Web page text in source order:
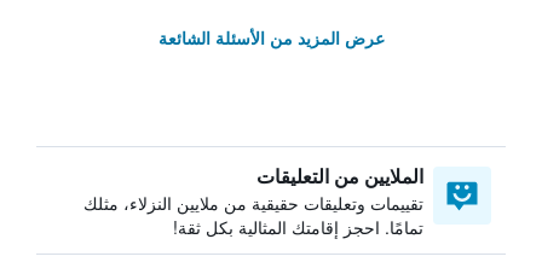
عرض المزيد من الأسئلة الشائعة
الملايين من التعليقات
تقييمات وتعليقات حقيقية من ملايين النزلاء، مثلك
تمامًا. احجز إقامتك المثالية بكل ثقة!